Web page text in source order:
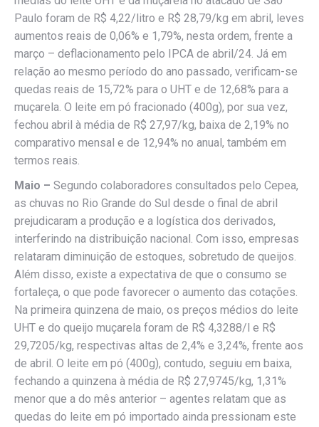
Paulo foram de R$ 4,22/litro e R$ 28,79/kg em abril, leves
aumentos reais de 0,06% e 1,79%, nesta ordem, frente a
março – deflacionamento pelo IPCA de abril/24. Já em
relação ao mesmo período do ano passado, verificam-se
quedas reais de 15,72% para o UHT e de 12,68% para a
muçarela. O leite em pó fracionado (400g), por sua vez,
fechou abril à média de R$ 27,97/kg, baixa de 2,19% no
comparativo mensal e de 12,94% no anual, também em
termos reais.
Maio – Segundo colaboradores consultados pelo Cepea,
as chuvas no Rio Grande do Sul desde o final de abril
prejudicaram a produção e a logística dos derivados,
interferindo na distribuição nacional. Com isso, empresas
relataram diminuição de estoques, sobretudo de queijos.
Além disso, existe a expectativa de que o consumo se
fortaleça, o que pode favorecer o aumento das cotações.
Na primeira quinzena de maio, os preços médios do leite
UHT e do queijo muçarela foram de R$ 4,3288/l e R$
29,7205/kg, respectivas altas de 2,4% e 3,24%, frente aos
de abril. O leite em pó (400g), contudo, seguiu em baixa,
fechando a quinzena à média de R$ 27,9745/kg, 1,31%
menor que a do mês anterior – agentes relatam que as
quedas do leite em pó importado ainda pressionam este